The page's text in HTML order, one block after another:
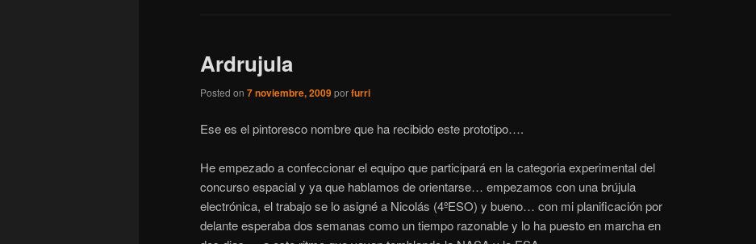
Ardrujula
Posted on 7 noviembre, 2009porfurri
Ese es el pintoresco nombre que ha recibido este prototipo….
He empezado a confeccionar el equipo que participará en la categoria experimental del
concurso espacial y ya que hablamos de orientarse… empezamos con una brújula
electrónica, el trabajo se lo asigné a Nicolás (4ºESO) y bueno… con mi planificación por
delante esperaba dos semanas como un tiempo razonable y lo ha puesto en marcha en